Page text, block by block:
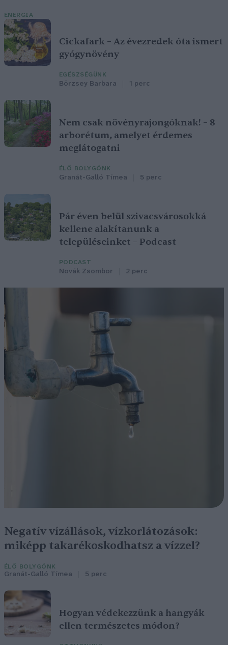
ENERGIA
Cickafark – Az évezredek óta ismert
gyógynövény
EGÉSZSÉGÜNK
Börzsey Barbara 1 perc
Nem csak növényrajongóknak! – 8
arborétum, amelyet érdemes
meglátogatni
ÉLŐ BOLYGÓNK
Granát-Galló Tímea 5 perc
Pár éven belül szivacsvárosokká
kellene alakítanunk a
településeinket – Podcast
PODCAST
Novák Zsombor 2 perc
Negatív vízállások, vízkorlátozások:
miképp takarékoskodhatsz a vízzel?
ÉLŐ BOLYGÓNK
Granát-Galló Tímea 5 perc
Hogyan védekezzünk a hangyák
ellen természetes módon?